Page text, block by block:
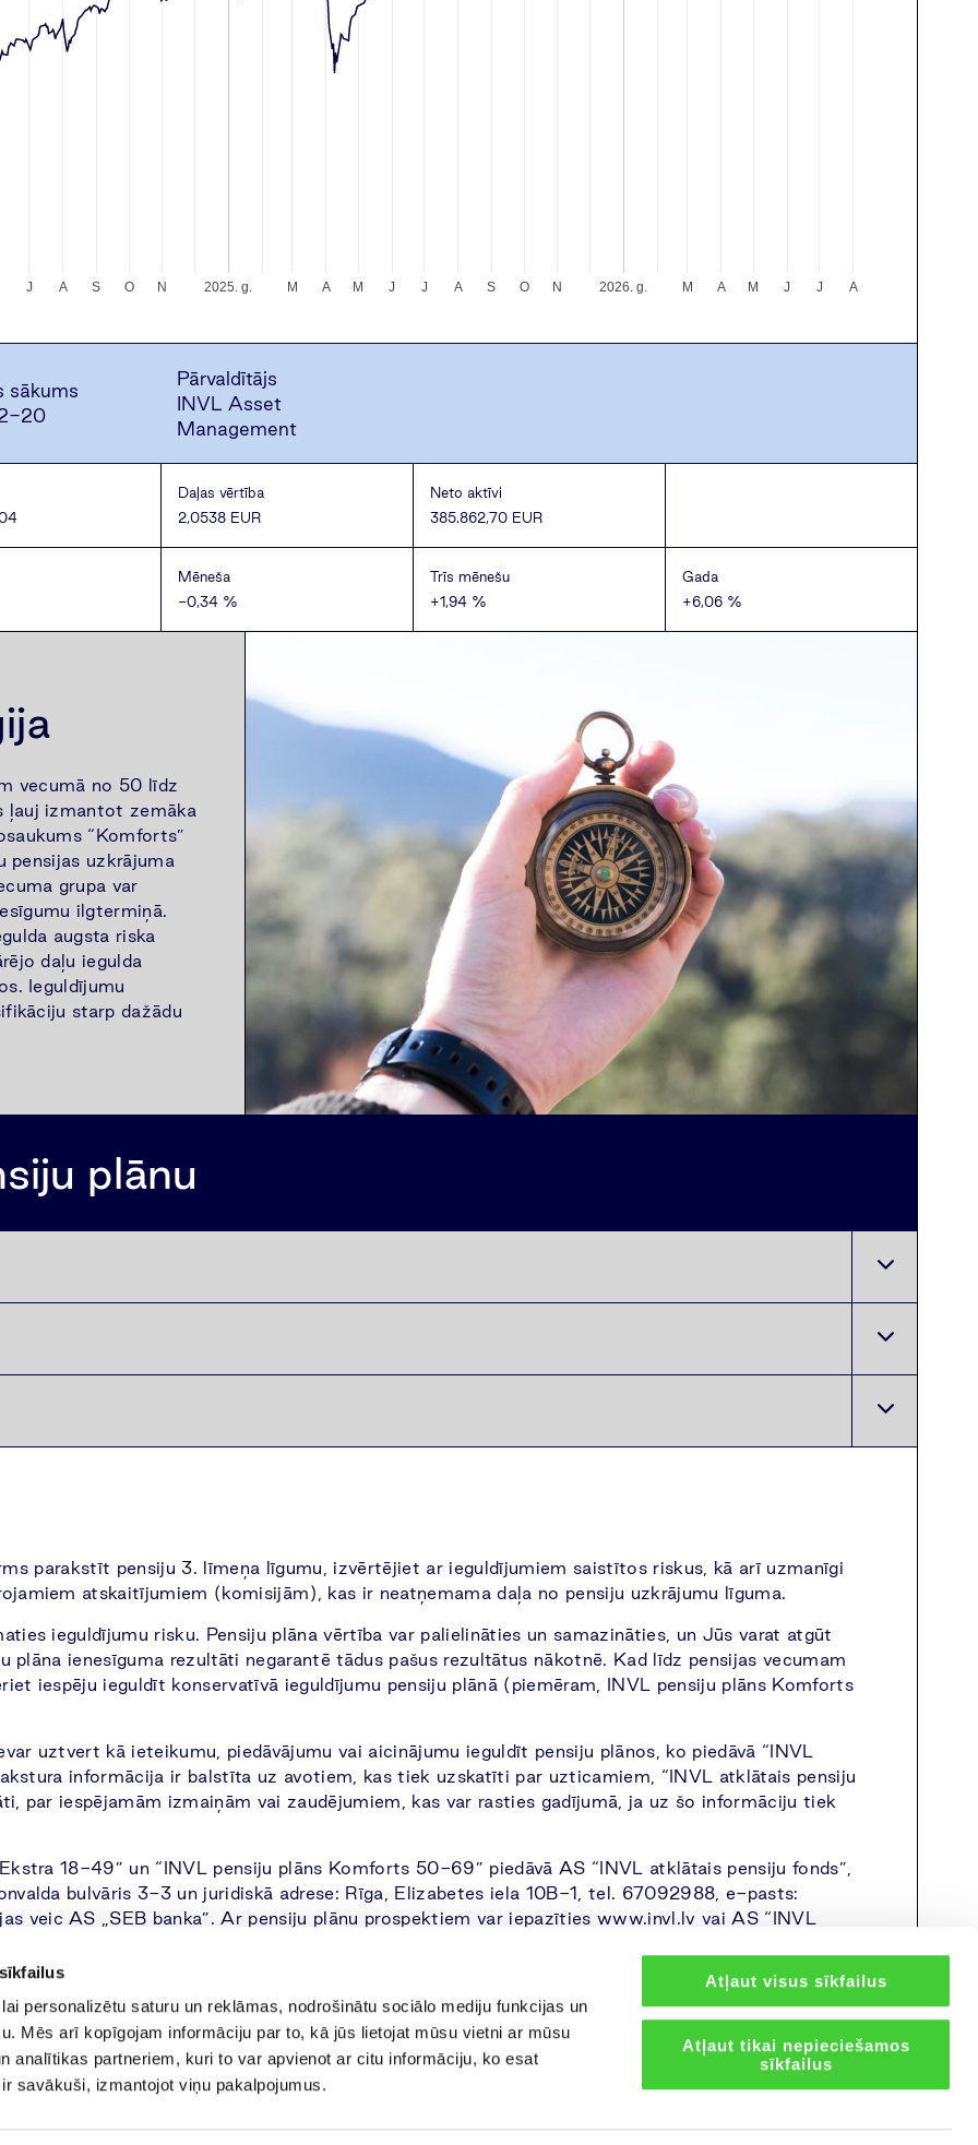
personalizētu saturu un reklāmas, nodrošinātu sociālo mediju funkcijas un
Mēs arī kopīgojam informāciju par to, kā jūs lietojat mūsu vietni ar mūsu
analītikas partneriem, kuri to var apvienot ar citu informāciju, ko esat
savākuši, izmantojot viņu pakalpojumus.
Atļaut visus sīkfailus
Atļaut tikai nepieciešamos
sīkfailus
2025. g. 2026. g.
J A S O N M A M J J A S O N M A M J J A
sākums
20
Pārvaldītājs
INVL Asset
Management
Daļas vērtība
2,0538 EUR
Neto aktīvi
385.862,70 EUR
Mēneša
-0,34 %
Trīs mēnešu
+1,94 %
Gada
+6,06 %
vecumā no 50 līdz
ļauj izmantot zemāka
“Komforts”
pensijas uzkrājuma
grupa var
ilgtermiņā.
augsta riska
daļu iegulda
Ieguldījumu
starp dažādu
plānu
parakstīt pensiju 3. līmeņa līgumu, izvērtējiet ar ieguldījumiem saistītos riskus, kā arī uzmanīgi
atskaitījumiem (komisijām), kas ir neatņemama daļa no pensiju uzkrājumu līguma.
ieguldījumu risku. Pensiju plāna vērtība var palielināties un samazināties, un Jūs varat atgūt
plāna ienesīguma rezultāti negarantē tādus pašus rezultātus nākotnē. Kad līdz pensijas vecumam
iespēju ieguldīt konservatīvā ieguldījumu pensiju plānā (piemēram, INVL pensiju plāns Komforts
uztvert kā ieteikumu, piedāvājumu vai aicinājumu ieguldīt pensiju plānos, ko piedāvā “INVL
informācija ir balstīta uz avotiem, kas tiek uzskatīti par uzticamiem, “INVL atklātais pensiju
par iespējamām izmaiņām vai zaudējumiem, kas var rasties gadījumā, ja uz šo informāciju tiek
18-49” un “INVL pensiju plāns Komforts 50-69” piedāvā AS “INVL atklātais pensiju fonds”,
bulvāris 3-3 un juridiskā adrese: Rīga, Elizabetes iela 10B-1, tel. 67092988, e-pasts:
veic AS „SEB banka”. Ar pensiju plānu prospektiem var iepazīties www.invl.lv vai AS “INVL
Privātuma politika Sīkdatņu politika